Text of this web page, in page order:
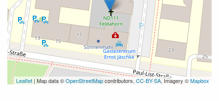
Leaflet | Map data ©OpenStreetMapcontributors, CC-BY-SA, Imagery ©Mapbox